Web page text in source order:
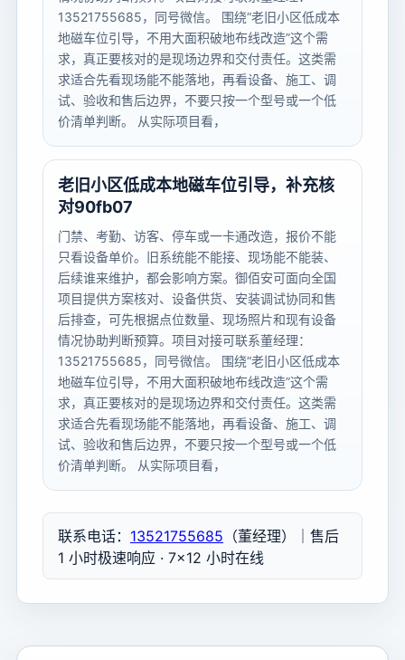
13521755685，同号微信。 围绕“老旧小区低成本
地磁车位引导，不用大面积破地布线改造”这个需
求，真正要核对的是现场边界和交付责任。这类需
求适合先看现场能不能落地，再看设备、施工、调
试、验收和售后边界，不要只按一个型号或一个低
价清单判断。 从实际项目看，
老旧小区低成本地磁车位引导，补充核
对90fb07
门禁、考勤、访客、停车或一卡通改造，报价不能
只看设备单价。旧系统能不能接、现场能不能装、
后续谁来维护，都会影响方案。御佰安可面向全国
项目提供方案核对、设备供货、安装调试协同和售
后排查，可先根据点位数量、现场照片和现有设备
情况协助判断预算。项目对接可联系董经理：
13521755685，同号微信。 围绕“老旧小区低成本
地磁车位引导，不用大面积破地布线改造”这个需
求，真正要核对的是现场边界和交付责任。这类需
求适合先看现场能不能落地，再看设备、施工、调
试、验收和售后边界，不要只按一个型号或一个低
价清单判断。 从实际项目看，
联系电话： 13521755685 （董经理）｜售后
1 小时极速响应 · 7×12 小时在线